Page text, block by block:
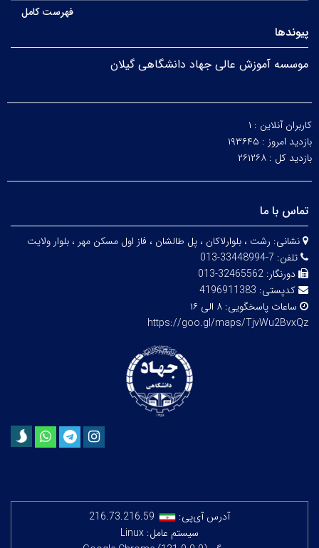
فهرست کامل
پیوندها
موسسه آموزش عالی جهاد دانشگاهی گیلان
کاربران آنلاین : ۱
بازدید امروز : ۱۹۳۶۴۵
بازدید کل : ۲۶۱۲۶۸
تماس با ما
نشانی: رشت ، بلوارلاکان ، پل طالشان ، فاز اول مسکن مهر ، بلوار ولایت
تلفن: 7-33448994-013
دورنگار: 32465562-013
کدپستی: 4196911383
ساعات پاسخگویی: ۸ الی ۱۶
https://goo.gl/maps/TjvWu2BvxQz
آدرس آی‌پی:
216.73.216.59
سیستم عامل: Linux